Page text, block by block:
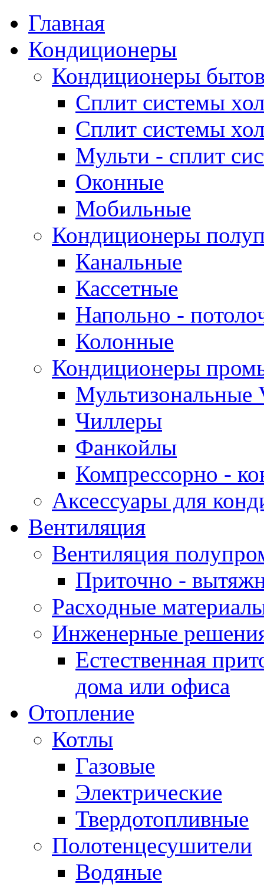
Главная
Кондиционеры
Кондиционеры
Сплит системы
Сплит системы
Мульти - сплит
Оконные
Мобильные
Кондиционеры
Канальные
Кассетные
Напольно -
Колонные
Кондиционеры
Мультизональные
Чиллеры
Фанкойлы
Компрессорно -
Аксессуары для
Вентиляция
Вентиляция
Приточно -
Расходные
Инженерные
Естественная
дома или офиса
Отопление
Котлы
Газовые
Электрические
Твердотопливные
Полотенцесушители
Водяные